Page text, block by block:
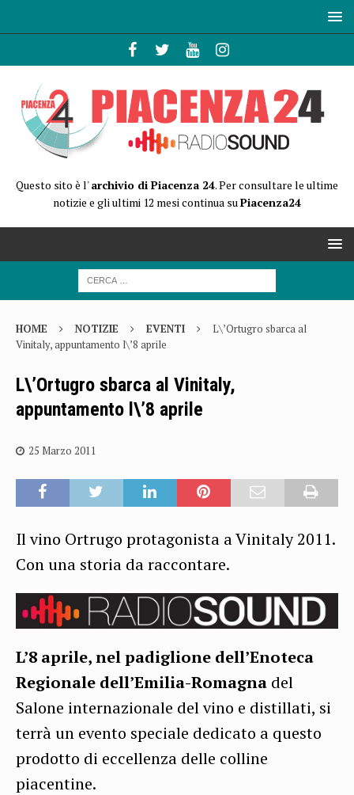
Questo sito è l'archivio di Piacenza 24. Per consultare le ultime
notizie e gli ultimi 12 mesi continua suPiacenza24
HOME NOTIZIE EVENTI
L\’Ortugro sbarca al
Vinitaly, appuntamento l\’8 aprile
L\’Ortugro sbarca al Vinitaly,
appuntamento l\’8 aprile
25 Marzo 2011
Il vino Ortrugo protagonista a Vinitaly 2011.
Con una storia da raccontare.
L’8 aprile, nel padiglione dell’Enoteca
Regionale dell’Emilia-Romagna del
Salone internazionale del vino e distillati, si
terrà un evento speciale dedicato a questo
prodotto di eccellenza delle colline
piacentine.